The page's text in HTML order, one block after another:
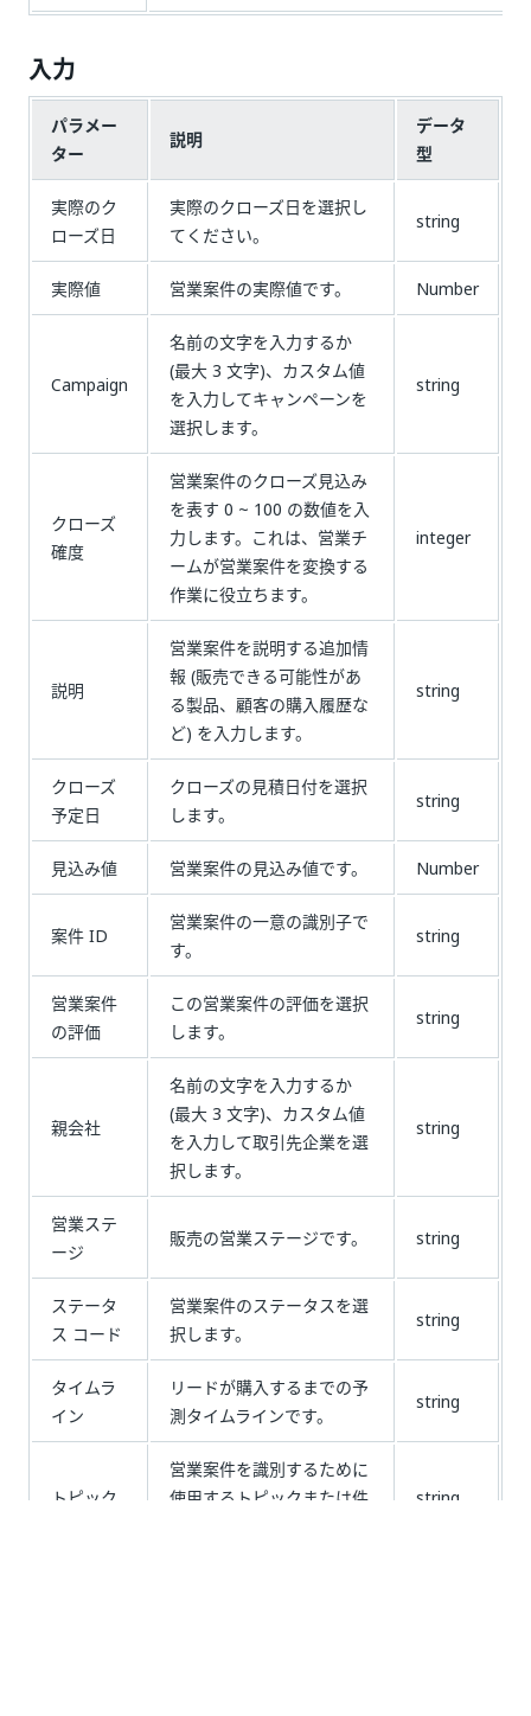
入力
パラメー
ター
説明
データ
型
実際のク
ローズ日
実際のクローズ日を選択し
てください。
string
実際値 営業案件の実際値です。 Number
Campaign
名前の文字を入力するか
(最大 3 文字)、カスタム値
を入力してキャンペーンを
選択します。
string
クローズ
確度
営業案件のクローズ見込み
を表す 0 ~ 100 の数値を入
力します。これは、営業チ
ームが営業案件を変換する
作業に役立ちます。
integer
説明
営業案件を説明する追加情
報 (販売できる可能性があ
る製品、顧客の購入履歴な
ど) を入力します。
string
クローズ
予定日
クローズの見積日付を選択
します。
string
見込み値 営業案件の見込み値です。 Number
案件 ID
営業案件の一意の識別子で
す。
string
営業案件
の評価
この営業案件の評価を選択
します。
string
親会社
名前の文字を入力するか
(最大 3 文字)、カスタム値
を入力して取引先企業を選
択します。
string
営業ステ
ージ
販売の営業ステージです。 string
ステータ
ス コード
営業案件のステータスを選
択します。
string
タイムラ
イン
リードが購入するまでの予
測タイムラインです。
string
トピック
営業案件を識別するために
使用するトピックまたは件
string